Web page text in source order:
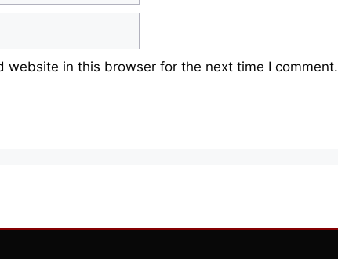
website in this browser for the next time I comment.